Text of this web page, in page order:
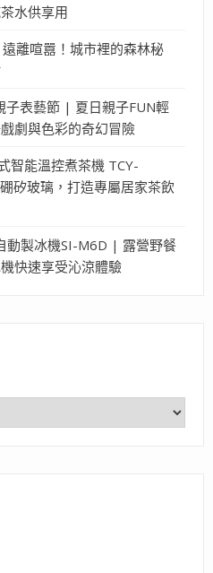
水供享用
離喧囂！城市裡的森林秘
子表藝節 | 夏日親子FUN輕
劇與色彩的奇幻冒險
智能溫控煮茶機 TCY-
矽玻璃，打造專屬居家茶飲
動製冰機SI-M6D | 露營野餐
快速享受沁涼體驗